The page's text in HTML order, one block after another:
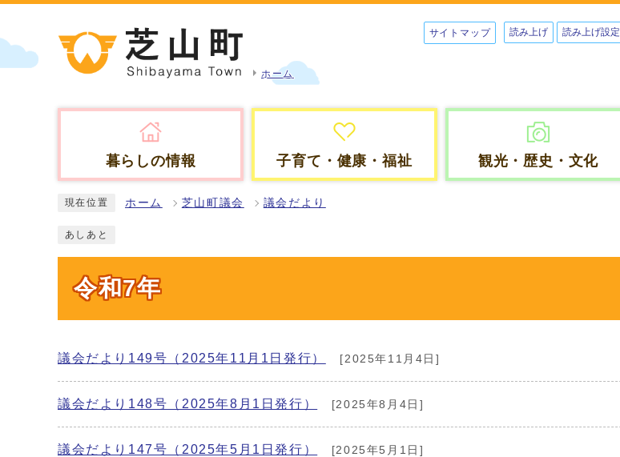
ホーム
サイトマップ 読み上げ 読み上げ設定
暮らしの情報 子育て・健康・福祉 観光・歴史・文化
現在位置 ホーム 芝山町議会 議会だより
あしあと
令和7年
議会だより149号（2025年11月1日発行） [2025年11月4日]
議会だより148号（2025年8月1日発行） [2025年8月4日]
議会だより147号（2025年5月1日発行） [2025年5月1日]